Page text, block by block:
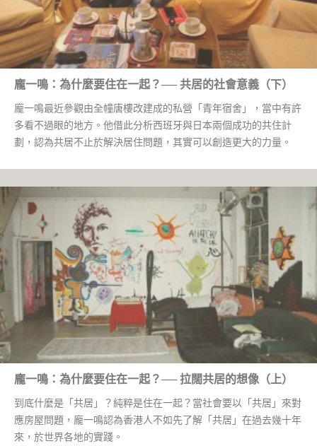
龐一鳴：為什麼要住在一起？── 共居的社會意義（下）
龐一鳴最近參觀由全幢唐樓改建成的私營「青年宿舍」，當中有許
多看不過眼的地方。他借此分析西班牙與日本兩個成功的共住計
劃，認為共居不止於解決居住問題，其實可以創造更大的力量。
龐一鳴：為什麼要住在一起？── 拉闊共居的想像（上）
到底什麼是「共居」？純粹是住在一起？當社會要以「共居」來對
應房屋問題，龐一鳴認為香港人不如先了解「共居」在過去幾十年
來，於世界各地的實踐。